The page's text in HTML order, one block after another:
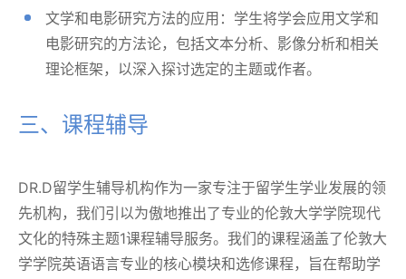
文学和电影研究方法的应用：学生将学会应用文学和
电影研究的方法论，包括文本分析、影像分析和相关
理论框架，以深入探讨选定的主题或作者。
三、课程辅导
DR.D留学生辅导机构作为一家专注于留学生学业发展的领
先机构，我们引以为傲地推出了专业的伦敦大学学院现代
文化的特殊主题1课程辅导服务。我们的课程涵盖了伦敦大
学学院英语语言专业的核心模块和选修课程，旨在帮助学